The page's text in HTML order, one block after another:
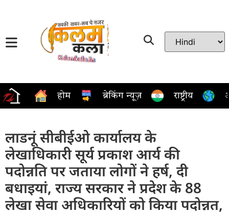
होम ब्रेकिंग न्यूज़ राष्ट्रीय
लाडनूं सीबीईओ कार्यालय के
लेखाधिकारी सूर्य प्रकाश आर्य की
पदोन्नति पर जताया लोगों ने हर्ष, दी
बधाइयां, राज्य सरकार ने प्रदेश के 88
लेखा सेवा अधिकारियों को किया पदोन्नत,